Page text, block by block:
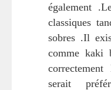
également
classiques
sobres .Il
comme kaki
serait